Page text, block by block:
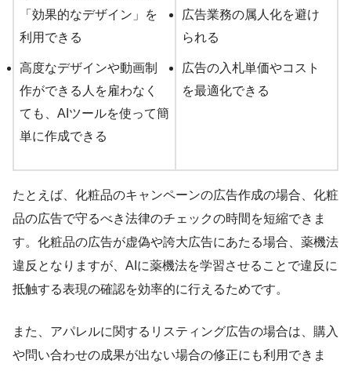
「効果的なデザイン」を
利用できる
高度なデザインや動画制
作ができる人を雇わなく
ても、AIツールを使って簡
単に作成できる
広告業務の属人化を避け
られる
広告の入札単価やコスト
を最適化できる
たとえば、化粧品のキャンペーンの広告作成の場合、化粧
品の広告で守るべき法律のチェックの時間を短縮できま
す。化粧品の広告が虚偽や誇大広告にあたる場合、薬機法
違反となりますが、AIに薬機法を学習させることで違反に
抵触する表現の確認を効率的に行えるためです。
また、アパレルに関するリスティング広告の場合は、購入
や問い合わせの成果が出ない場合の修正にも利用できま